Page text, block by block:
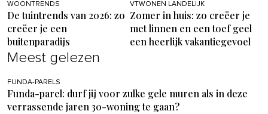
WOONTRENDS
De tuintrends van 2026: zo
creëer je een
buitenparadijs
VTWONEN LANDELIJK
Zomer in huis: zo creëer je
met linnen en een toef geel
een heerlijk vakantiegevoel
Meest gelezen
FUNDA-PARELS
Funda-parel: durf jij voor zulke gele muren als in deze
verrassende jaren 30-woning te gaan?